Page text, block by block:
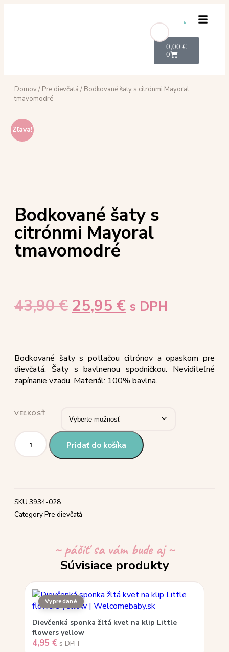
0,00 €
0
Domov/ Pre dievčatá / Bodkované šaty s citrónmi Mayoral
tmavomodré
Zľava!
Bodkované šaty s
citrónmi Mayoral
tmavomodré
43,90€ 25,95 € s DPH
Bodkované šaty s potlačou citrónov a opaskom pre
dievčatá. Šaty s bavlnenou spodničkou. Neviditeľné
zapínanie vzadu. Materiál: 100% bavlna.
VEĽKOSŤ
Pridať do košíka
SKU 3934-028
CategoryPre dievčatá
~ páčiť sa vám bude aj ~
Súvisiace produkty
Dievčenká sponka žltá kvet na klip Little
flowers yellow
4,95 € s DPH